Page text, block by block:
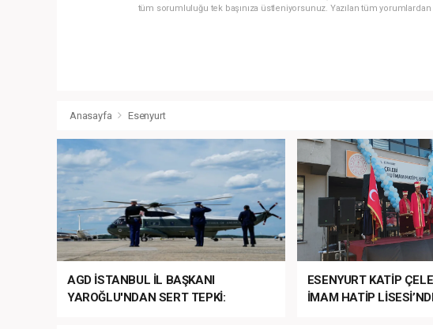
tüm sorumluluğu tek başınıza üstleniyorsunuz. Yazılan tüm
Anasayfa Esenyurt
AGD İSTANBUL İL BAŞKANI
YAROĞLU'NDAN SERT TEPKİ:
ESENYURT KATİP
İMAM HATİP